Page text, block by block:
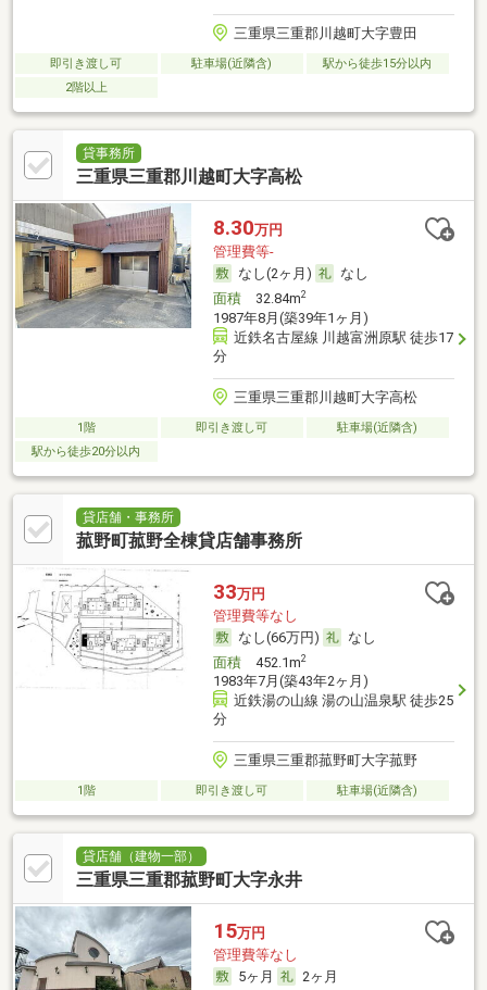
三重県三重郡川越町大字豊田
即引き渡し可 駐車場(近隣含)
駅から徒歩15分以内
2階以上
貸事務所
三重県三重郡川越町大字高松
8.30万円
管理費等-
なし(2ヶ月)
なし
面積32.84m2
1987年8月(築39年1ヶ月)
近鉄名古屋線 川越富洲原駅 徒歩17
分
三重県三重郡川越町大字高松
1階 即引き渡し可
駐車場(近隣含)
駅から徒歩20分以内
貸店舗・事務所
菰野町菰野全棟貸店舗事務所
33万円
管理費等なし
なし(66万円)
なし
面積452.1m2
1983年7月(築43年2ヶ月)
近鉄湯の山線 湯の山温泉駅 徒歩25
分
三重県三重郡菰野町大字菰野
1階 即引き渡し可 駐車場(近隣含)
貸店舗（建物一部）
三重県三重郡菰野町大字永井
15万円
管理費等なし
5ヶ月
2ヶ月